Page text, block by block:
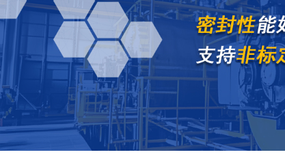
导热油旋转接头
蒸汽旋转接头
气用旋转接头
切削液旋转接头
多通路
关节接头